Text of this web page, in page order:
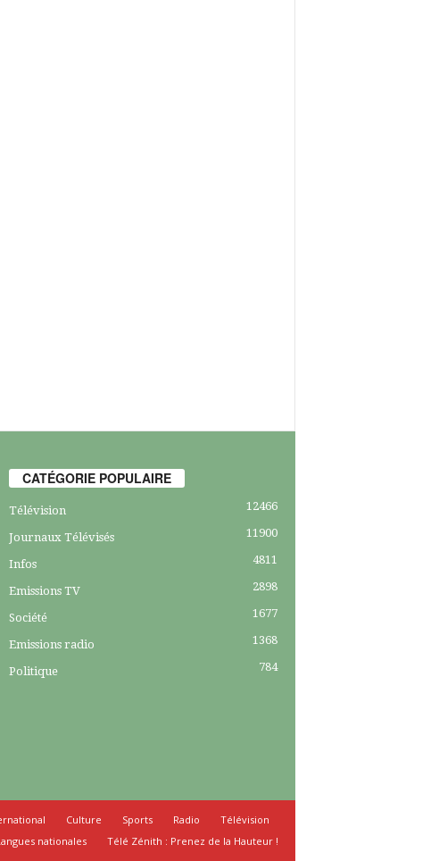
CATÉGORIE POPULAIRE
Télévision 12466
Journaux Télévisés 11900
Infos 4811
Emissions TV 2898
Société 1677
Emissions radio 1368
Politique 784
Culture Sports Radio
Télévision
nationales Télé Zénith : Prenez de la Hauteur !